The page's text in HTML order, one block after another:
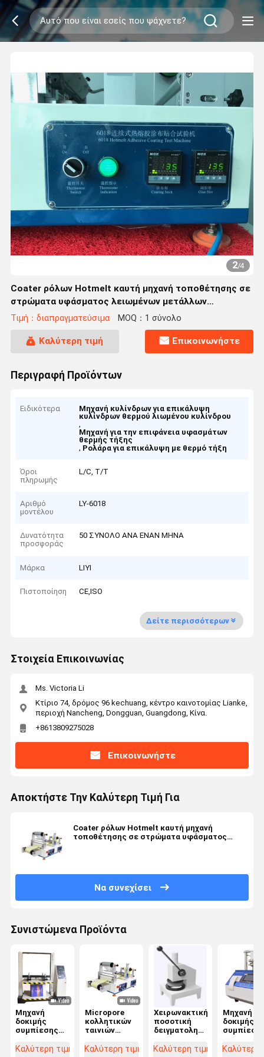
2/4
Coater ρόλων Hotmelt καυτή μηχανή τοποθέτησης σε
στρώματα υφάσματος λειωμένων μετάλλων
κυλίνδρων
Τιμή：διαπραγματεύσιμα MOQ：1 σύνολο
Καλύτερη τιμή Επικοινωνήστε
Περιγραφή Προϊόντων
Ειδικότερα
Μηχανή κυλίνδρων για επικάλυψη
κυλίνδρων θερμού λιωμένου κυλίνδρου
,
Μηχανή για την επιφάνεια υφασμάτων
θερμής τήξης
, Ρολάρα για επικάλυψη με θερμό τήξη
Όροι
πληρωμής
L/C, T/T
Αριθμό
μοντέλου
LY-6018
Δυνατότητα
προσφοράς
50 ΣΥΝΟΛΟ ΑΝΑ ΕΝΑΝ ΜΗΝΑ
Μάρκα LIYI
Πιστοποίηση CE,ISO
Δείτε περισσότερων
Στοιχεία Επικοινωνίας
Ms. Victoria Li
Κτίριο 74, δρόμος 96 kechuang, κέντρο καινοτομίας Lianke,
περιοχή Nancheng, Dongguan, Guangdong, Κίνα.
+8613809275028
Επικοινωνήστε
Αποκτήστε Την Καλύτερη Τιμή Για
Coater ρόλων Hotmelt καυτή μηχανή
τοποθέτησης σε στρώματα υφάσματος
Να συνεχίσει
Συνιστώμενα Προϊόντα
Μηχανή
δοκιμής
συμπίεσης
εγγράφου
Καλύτερη τιμή
Micropore
κολλητικών
ταινιών
κατασκευής
Καλύτερη τιμή
Χειρωνακτική
ποσοτική
δειγματοληπτική
δοκιμής
Καλύτερη τιμή
Μηχανή
δοκιμής
ελεγκτών
Καλύτερη